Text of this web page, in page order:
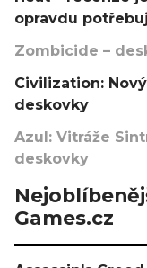
opravdu
Zombicide –
Civilization:
deskovky
Azul: Vitráže
deskovky
Games.cz